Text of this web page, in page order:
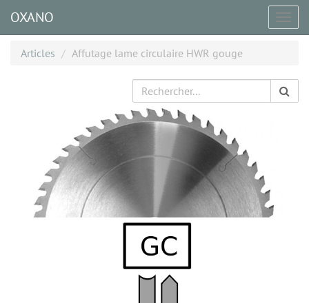
OXANO
Articles Affutage lame circulaire HWR gouge